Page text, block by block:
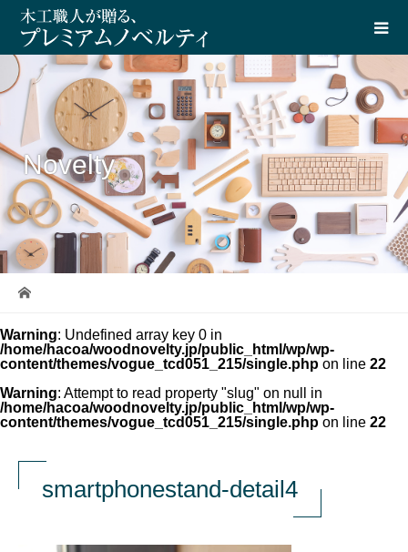
Novelty
Warning: Undefined array key 0 in
/home/hacoa/woodnovelty.jp/public_html/wp/wp-
content/themes/vogue_tcd051_215/single.php on line 22
Warning: Attempt to read property "slug" on null in
/home/hacoa/woodnovelty.jp/public_html/wp/wp-
content/themes/vogue_tcd051_215/single.php on line 22
smartphonestand-detail4